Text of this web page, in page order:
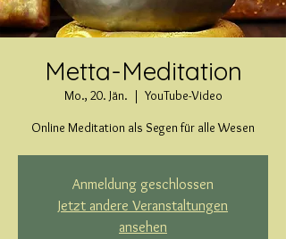
Metta-Meditation
Mo., 20. Jän.
  |
YouTube-Video
Online Meditation als Segen für alle Wesen
Anmeldung geschlossen
Jetzt andere Veranstaltungen
ansehen